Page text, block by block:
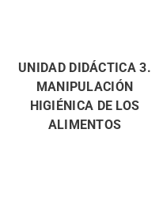
UNIDAD DIDÁCTICA 3.
MANIPULACIÓN
HIGIÉNICA DE LOS
ALIMENTOS